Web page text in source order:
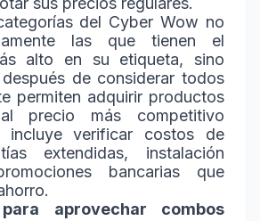
del Cyber Wow no
las que tienen el
alto en su etiqueta, sino
de considerar todos
permiten adquirir productos
precio más competitivo
incluye verificar costos de
extendidas, instalación
bancarias que
aprovechar combos